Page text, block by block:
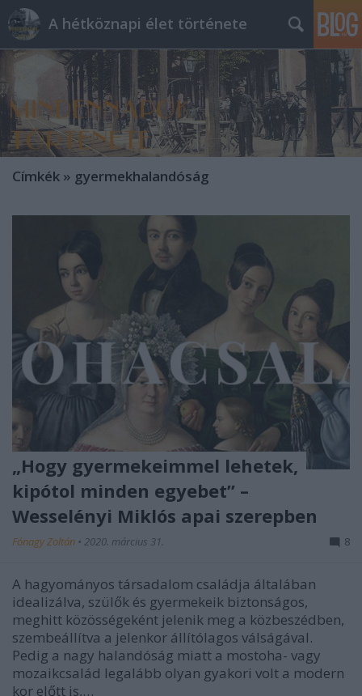
A hétköznapi élet története
Címkék » gyermekhalandóság
„Hogy gyermekeimmel lehetek,
kipótol minden egyebet” –
Wesselényi Miklós apai szerepben
Fónagy Zoltán • 2020. március 31. 8
A hagyományos társadalom családja általában
idealizálva, szülők és gyermekeik biztonságos,
meghitt közösségeként jelenik meg a közbeszédben,
szembeállítva a jelenkor állítólagos válságával.
Pedig a nagy halandóság miatt a mostoha- vagy
mozaikcsalád legalább olyan gyakori volt a modern
kor előtt is,…